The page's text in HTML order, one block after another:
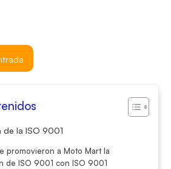
la ISO 9001
promovieron a Moto Mart la
de ISO 9001 con ISO 9001